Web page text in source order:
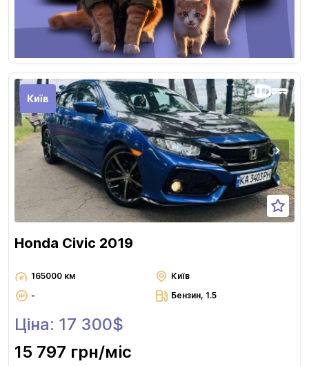
Київ
Honda Civic 2019
165000 км
Київ
-
Бензин, 1.5
Ціна: 17 300$
15 797 грн/міс